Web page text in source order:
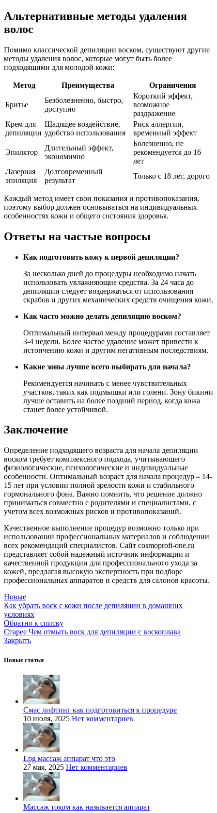
Альтернативные методы удаления
волос
Помимо классической депиляции воском, существуют другие
методы удаления волос, которые могут быть более
подходящими для молодой кожи:
Метод Преимущества Ограничения
Бритье
Безболезненно, быстро,
доступно
Короткий эффект,
возможное
раздражение
Крем для
депиляции
Щадящее воздействие,
удобство использования
Риск аллергии,
временный эффект
Эпилятор
Длительный эффект,
экономично
Болезненно, не
рекомендуется до 16
лет
Лазерная
эпиляция
Долговременный
результат
Только с 18 лет, дорого
Каждый метод имеет свои показания и противопоказания,
поэтому выбор должен основываться на индивидуальных
особенностях кожи и общего состояния здоровья.
Ответы на частые вопросы
Как подготовить кожу к первой депиляции?
За несколько дней до процедуры необходимо начать
использовать увлажняющие средства. За 24 часа до
депиляции следует воздержаться от использования
скрабов и других механических средств очищения кожи.
Как часто можно делать депиляцию воском?
Оптимальный интервал между процедурами составляет
3-4 недели. Более частое удаление может привести к
истончению кожи и другим негативным последствиям.
Какие зоны лучше всего выбирать для начала?
Рекомендуется начинать с менее чувствительных
участков, таких как подмышки или голени. Зону бикини
лучше оставить на более поздний период, когда кожа
станет более устойчивой.
Заключение
Определение подходящего возраста для начала депиляции
воском требует комплексного подхода, учитывающего
физиологические, психологические и индивидуальные
особенности. Оптимальный возраст для начала процедур – 14-
15 лет при условии полной зрелости кожи и стабильного
гормонального фона. Важно помнить, что решение должно
приниматься совместно с родителями и специалистами, с
учетом всех возможных рисков и противопоказаний.
Качественное выполнение процедур возможно только при
использовании профессиональных материалов и соблюдении
всех рекомендаций специалистов. Сайт cosmoprofi-one.ru
представляет собой надежный источник информации и
качественной продукции для профессионального ухода за
кожей, предлагая высокую экспертность при подборе
профессиональных аппаратов и средств для салонов красоты.
Новые
Как убрать воск с кожи после депиляции в домашних
условиях
Обратно к списку
Старее Чем отмыть воск для депиляции с воскоплава
Закрыть
Новые статьи
Смас лифтинг как подготовиться к процедуре
10 июля, 2025 Нет комментариев
Lpg массаж аппарат что это
27 мая, 2025 Нет комментариев
Массаж током как называется аппарат